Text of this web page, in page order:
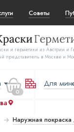
Советы
и герметики из Австрии и
представитель в Москве и
0
Для
Наружная